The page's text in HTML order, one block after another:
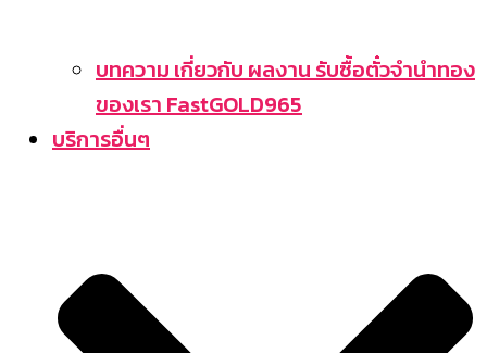
บทความ เกี่ยวกับ ผลงาน รับซื้อตั๋วจำนำทอง
ของเรา FastGOLD965
บริการอื่นๆ